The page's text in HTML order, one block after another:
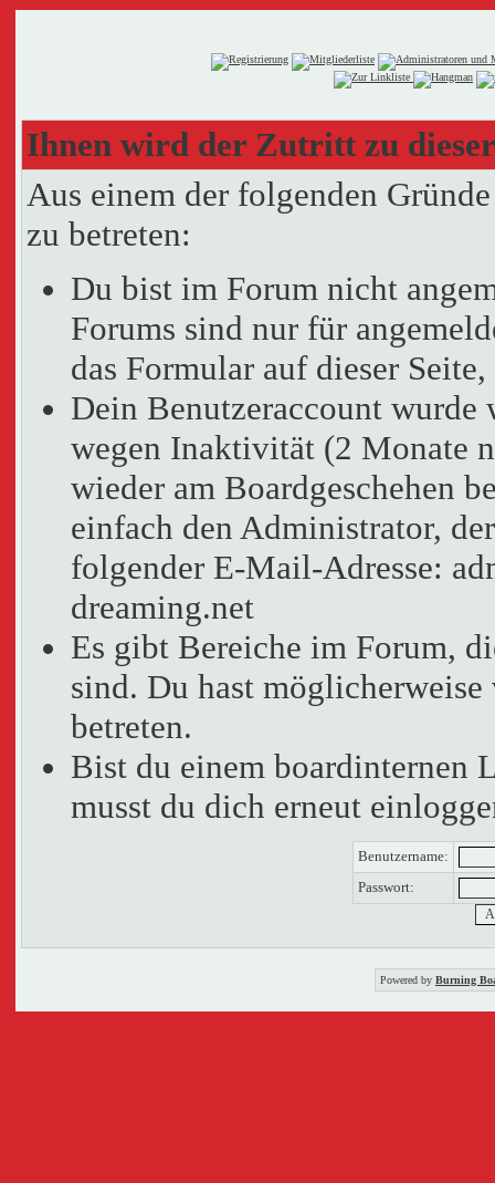
Ihnen wird der Zutritt zu
Aus einem der folgenden
zu betreten:
Du bist im Forum nicht
Forums sind nur für
das Formular auf dieser
Dein Benutzeraccount wurde
wegen Inaktivität (2 Monate
wieder am Boardgeschehen
einfach den Administrator,
folgender E-Mail-Adresse:
dreaming.net
Es gibt Bereiche im Forum,
sind. Du hast
betreten.
Bist du einem boardinternen
musst du dich erneut
Benutzername:
Passwort:
Powered by Burning